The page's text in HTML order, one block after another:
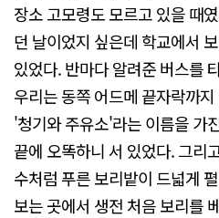
장소 고모령도 모르고 있을 때
던 날이었지 싶은데 학교에서
있었다. 반마다 알려준 버스를
우리는 동쪽 어드메 끝자락까
'청기와 주유소'라는 이름을 가
끝에 오똑하니 서 있었다. 그리
수처럼 푸른 보리밭이 드넓게
보는 곳에서 생전 처음 보리를